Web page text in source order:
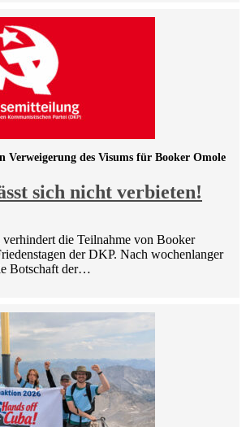
sich nicht verbieten!
Verweigerung des Visums für Booker Omole
die Teilnahme von Booker
der DKP. Nach wochenlanger
Botschaft der…